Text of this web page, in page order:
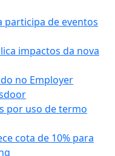
de eventos
impactos da nova
no Employer
por uso de termo
cota de 10% para